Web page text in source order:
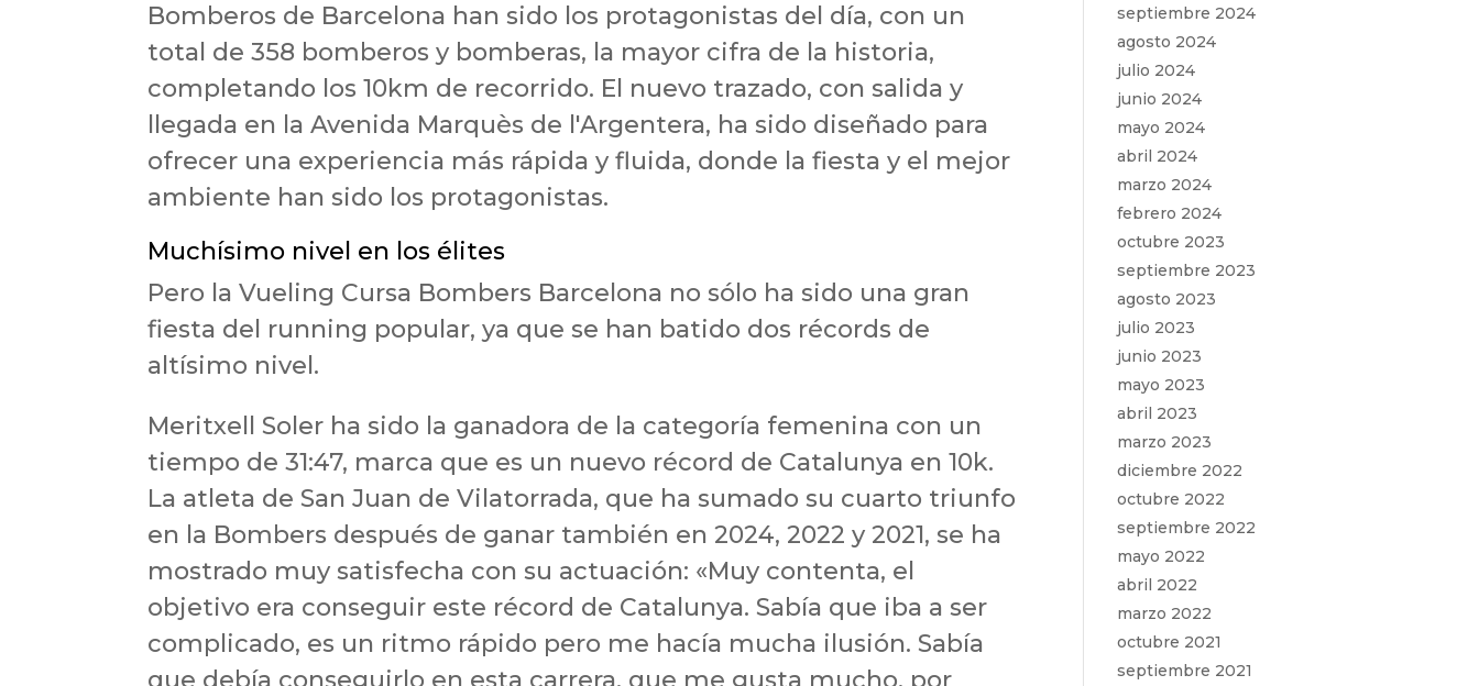
Bomberos de Barcelona han sido los protagonistas del día, con un
total de 358 bomberos y bomberas, la mayor cifra de la historia,
completando los 10km de recorrido. El nuevo trazado, con salida y
llegada en la Avenida Marquès de l'Argentera, ha sido diseñado para
ofrecer una experiencia más rápida y fluida, donde la fiesta y el mejor
ambiente han sido los protagonistas.
Muchísimo nivel en los élites
Pero la Vueling Cursa Bombers Barcelona no sólo ha sido una gran
fiesta del running popular, ya que se han batido dos récords de
altísimo nivel.
Meritxell Soler ha sido la ganadora de la categoría femenina con un
tiempo de 31:47, marca que es un nuevo récord de Catalunya en 10k.
La atleta de San Juan de Vilatorrada, que ha sumado su cuarto triunfo
en la Bombers después de ganar también en 2024, 2022 y 2021, se ha
mostrado muy satisfecha con su actuación: «Muy contenta, el
objetivo era conseguir este récord de Catalunya. Sabía que iba a ser
complicado, es un ritmo rápido pero me hacía mucha ilusión. Sabía
septiembre 2024
agosto 2024
julio 2024
junio 2024
mayo 2024
abril 2024
marzo 2024
febrero 2024
octubre 2023
septiembre 2023
agosto 2023
julio 2023
junio 2023
mayo 2023
abril 2023
marzo 2023
diciembre 2022
octubre 2022
septiembre 2022
mayo 2022
abril 2022
marzo 2022
octubre 2021
septiembre 2021